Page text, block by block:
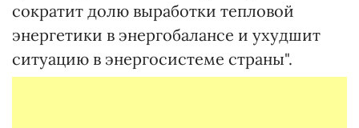
сократит долю выработки тепловой
энергетики в энергобалансе и ухудшит
ситуацию в энергосистеме страны".